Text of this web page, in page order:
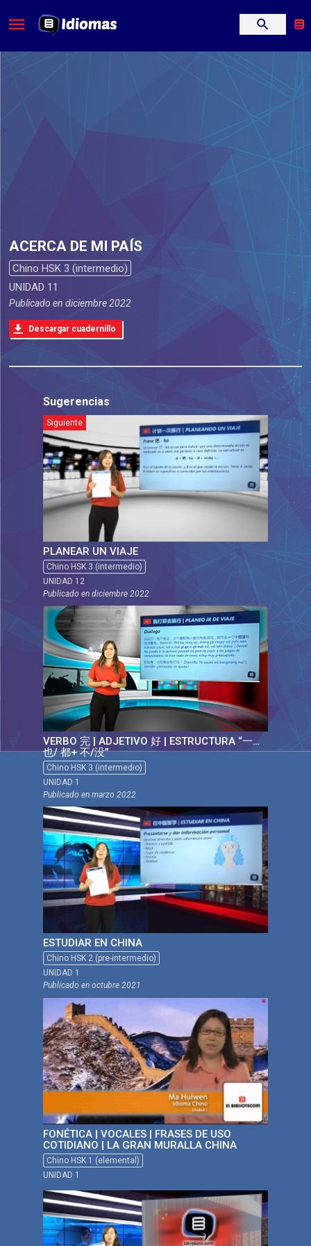
ACERCA DE MI PAÍS
Chino HSK 3 (intermedio)
UNIDAD 11
Publicado endiciembre 2022
Descargar cuadernillo
Sugerencias
Siguiente
PLANEAR UN VIAJE
Chino HSK 3 (intermedio)
UNIDAD 12
Publicado endiciembre 2022
VERBO 完 | ADJETIVO 好 | ESTRUCTURA “一…
也/ 都+ 不/没”
Chino HSK 3 (intermedio)
UNIDAD 1
Publicado enmarzo 2022
ESTUDIAR EN CHINA
Chino HSK 2 (pre-intermedio)
UNIDAD 1
Publicado enoctubre 2021
FONÉTICA | VOCALES | FRASES DE USO
COTIDIANO | LA GRAN MURALLA CHINA
Chino HSK 1 (elemental)
UNIDAD 1